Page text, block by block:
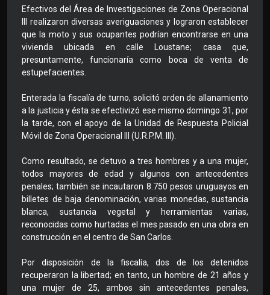
Efectivos del Área de Investigaciones de Zona Operacional
III realizaron diversas averiguaciones y lograron establecer
que la moto y sus ocupantes podrían encontrarse en una
vivienda ubicada en calle Loustane; casa que,
presuntamente, funcionaría como boca de venta de
estupefacientes.
Enterada la fiscalía de turno, solicitó orden de allanamiento
a la justicia y ésta se efectivizó ese mismo domingo 31, por
la tarde, con el apoyo de la Unidad de Respuesta Policial
Móvil de Zona Operacional III (U.R.P.M. III).
Como resultado, se detuvo a tres hombres y a una mujer,
todos mayores de edad y algunos con antecedentes
penales; también se incautaron 8.750 pesos uruguayos en
billetes de baja denominación, varias monedas, sustancia
blanca, sustancia vegetal y herramientas varias,
reconocidas como hurtadas el mes pasado en una obra en
construcción en el centro de San Carlos.
Por disposición de la fiscalía, dos de los detenidos
recuperaron la libertad; en tanto, un hombre de 21 años y
una mujer de 25, ambos sin antecedentes penales,